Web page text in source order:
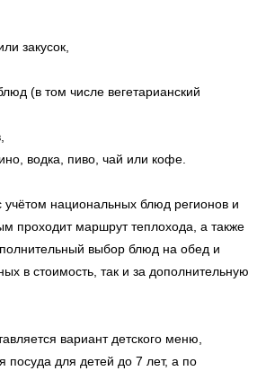
закусок,
(в том числе вегетарианский
водка, пиво, чай или кофе.
национальных блюд регионов и
проходит маршрут теплохода, а также
выбор блюд на обед и
в стоимость, так и за дополнительную
вариант детского меню,
посуда для детей до 7 лет, а по